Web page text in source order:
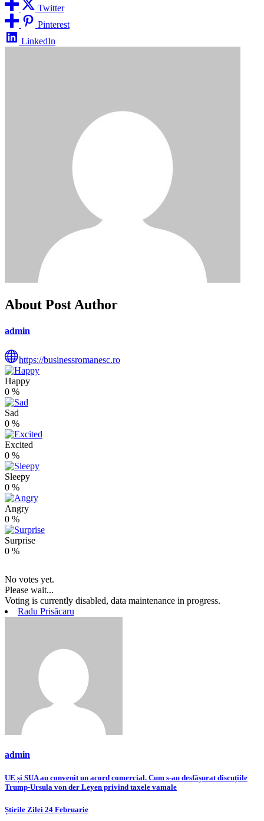
Twitter
Pinterest
LinkedIn
About Post Author
admin
https://businessromanesc.ro
Happy
0 %
Sad
0 %
Excited
0 %
Sleepy
0 %
Angry
0 %
Surprise
0 %
No votes yet.
Please wait...
Voting is currently disabled, data maintenance in progress.
Radu Prisăcaru
admin
Navigare
articole
UE și SUA au convenit un acord comercial. Cum s-au desfășurat discuțiile
Trump-Ursula von der Leyen privind taxele vamale
Știrile Zilei 24 Februarie